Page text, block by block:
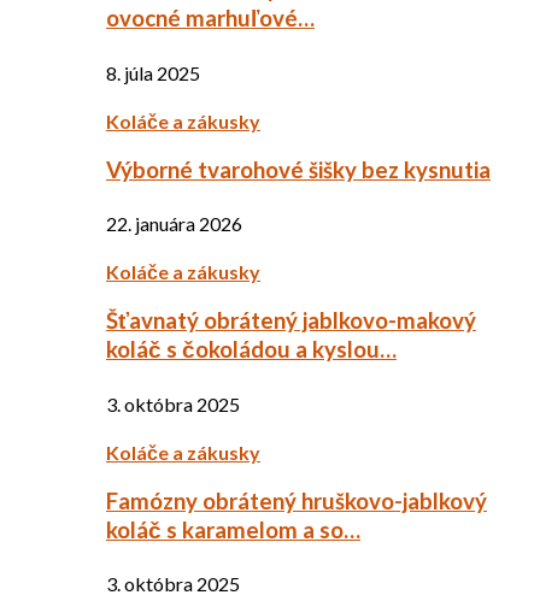
ovocné marhuľové…
8. júla 2025
Koláče a zákusky
Výborné tvarohové šišky bez kysnutia
22. januára 2026
Koláče a zákusky
Šťavnatý obrátený jablkovo-makový
koláč s čokoládou a kyslou…
3. októbra 2025
Koláče a zákusky
Famózny obrátený hruškovo-jablkový
koláč s karamelom a so…
3. októbra 2025